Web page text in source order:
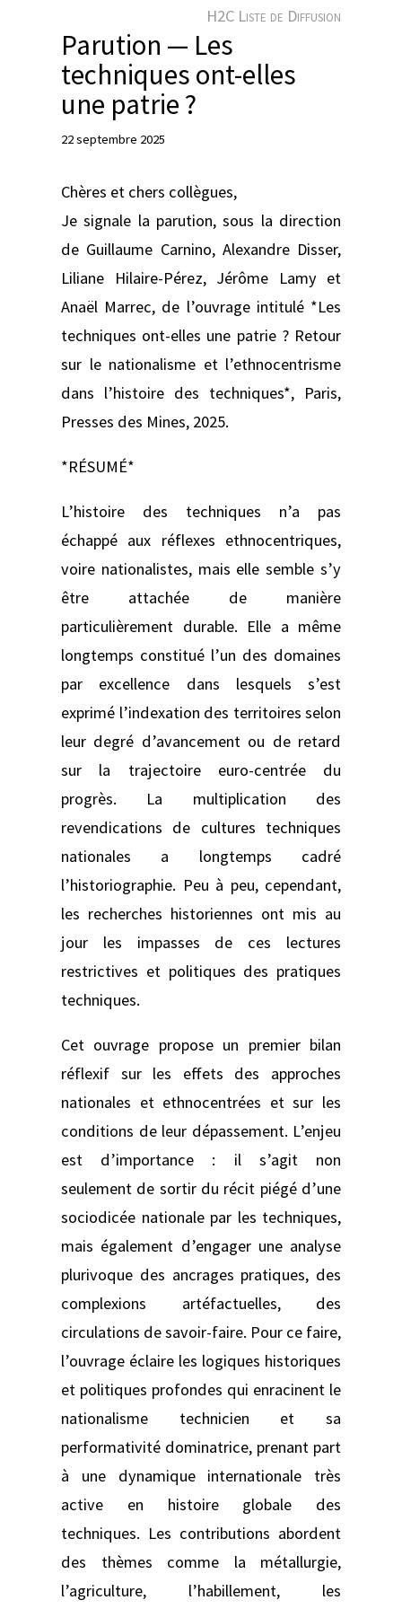
H2C Liste de Diffusion
Parution — Les
techniques ont-elles
une patrie ?
22 septembre 2025
Chères et chers collègues,
Je signale la parution, sous la direction
de Guillaume Carnino, Alexandre Disser,
Liliane Hilaire-Pérez, Jérôme Lamy et
Anaël Marrec, de l’ouvrage intitulé *Les
techniques ont-elles une patrie ? Retour
sur le nationalisme et l’ethnocentrisme
dans l’histoire des techniques*, Paris,
Presses des Mines, 2025.
*RÉSUMÉ*
L’histoire des techniques n’a pas
échappé aux réflexes ethnocentriques,
voire nationalistes, mais elle semble s’y
être attachée de manière
particulièrement durable. Elle a même
longtemps constitué l’un des domaines
par excellence dans lesquels s’est
exprimé l’indexation des territoires selon
leur degré d’avancement ou de retard
sur la trajectoire euro-centrée du
progrès. La multiplication des
revendications de cultures techniques
nationales a longtemps cadré
l’historiographie. Peu à peu, cependant,
les recherches historiennes ont mis au
jour les impasses de ces lectures
restrictives et politiques des pratiques
techniques.
Cet ouvrage propose un premier bilan
réflexif sur les effets des approches
nationales et ethnocentrées et sur les
conditions de leur dépassement. L’enjeu
est d’importance : il s’agit non
seulement de sortir du récit piégé d’une
sociodicée nationale par les techniques,
mais également d’engager une analyse
plurivoque des ancrages pratiques, des
complexions artéfactuelles, des
circulations de savoir-faire. Pour ce faire,
l’ouvrage éclaire les logiques historiques
et politiques profondes qui enracinent le
nationalisme technicien et sa
performativité dominatrice, prenant part
à une dynamique internationale très
active en histoire globale des
techniques. Les contributions abordent
des thèmes comme la métallurgie,
l’agriculture, l’habillement, les